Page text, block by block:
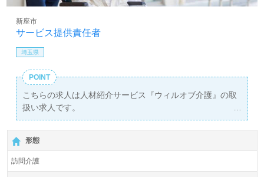
サービス提供責任者
新座市
埼玉県
POINT
こちらの求人は人材紹介サービス『ウィルオブ介護』の取
扱い求人です。
詳細に関してお気軽にご相談ください♪
【無料】で皆さんの転職活動をサポートいたします。
形態
訪問介護